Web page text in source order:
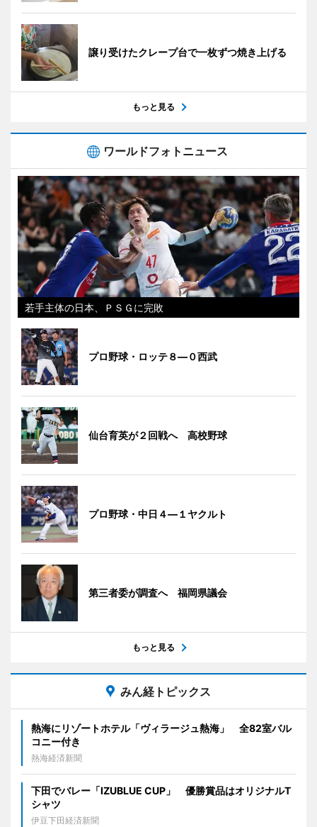
譲り受けたクレープ台で一枚ずつ焼き上げる
もっと見る
ワールドフォトニュース
若手主体の日本、ＰＳＧに完敗
プロ野球・ロッテ８―０西武
仙台育英が２回戦へ 高校野球
プロ野球・中日４―１ヤクルト
第三者委が調査へ 福岡県議会
もっと見る
みん経トピックス
熱海にリゾートホテル「ヴィラージュ熱海」 全82室バル
コニー付き
熱海経済新聞
下田でバレー「IZUBLUE CUP」 優勝賞品はオリジナルT
シャツ
伊豆下田経済新聞